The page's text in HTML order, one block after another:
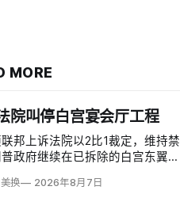
MORE
院叫停白宫宴会厅工程
邦上诉法院以2比1裁定，维持禁
政府继续在已拆除的白宫东翼原
检验总统是否能绕过国会授权推
换 2026年8月7日